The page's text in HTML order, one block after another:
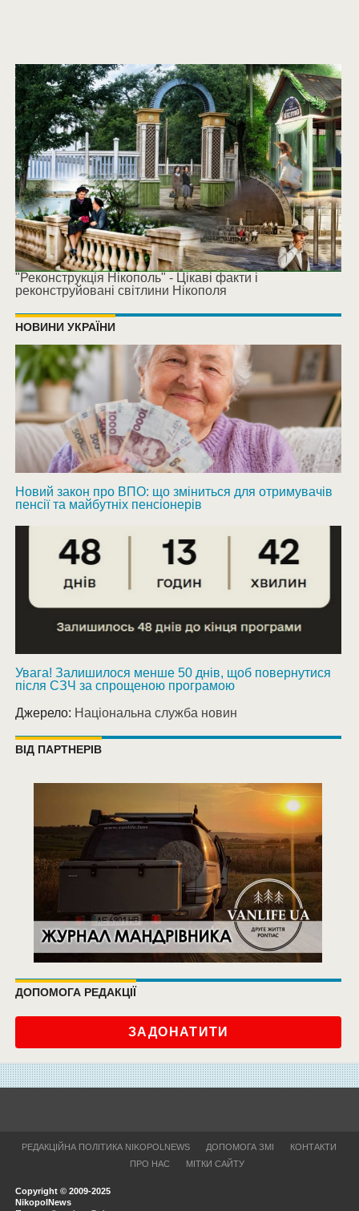
"Реконструкція Нікополь" - Цікаві факти і
реконструйовані світлини Нікополя
НОВИНИ УКРАЇНИ
Новий закон про ВПО: що зміниться для отримувачів
пенсії та майбутніх пенсіонерів
Увага! Залишилося менше 50 днів, щоб повернутися
після СЗЧ за спрощеною програмою
Джерело: Національна служба новин
ВІД ПАРТНЕРІВ
ДОПОМОГА РЕДАКЦІЇ
ЗАДОНАТИТИ
РЕДАКЦІЙНА ПОЛІТИКА NIKOPOLNEWS ДОПОМОГА ЗМІ
КОНТАКТИ
ПРО НАС
МІТКИ САЙТУ
Copyright © 2009-2025
NikopolNews